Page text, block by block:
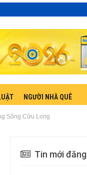
NGƯỜI NHÀ QUÊ
Sông Cửu Long
Tin mới đăng